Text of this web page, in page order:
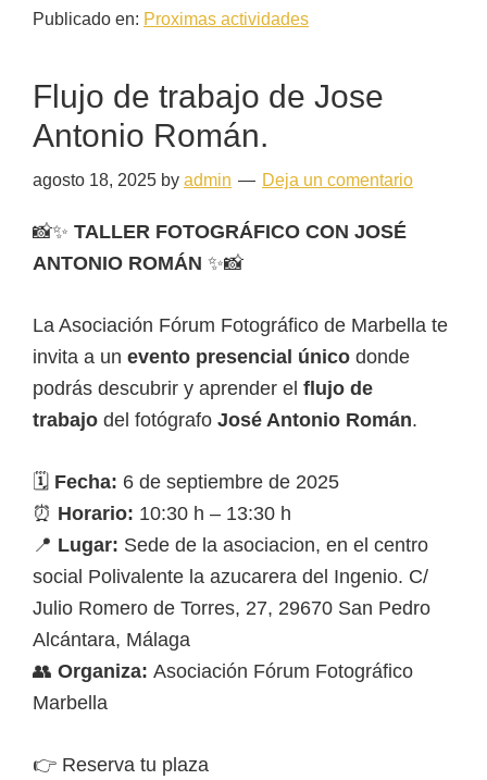
Publicado en: Proximas actividades
Flujo de trabajo de Jose
Antonio Román.
agosto 18, 2025 by admin Deja un comentario
📸✨ TALLER FOTOGRÁFICO CON JOSÉ
ANTONIO ROMÁN ✨📸
La Asociación Fórum Fotográfico de Marbella te
invita a un evento presencial único donde
podrás descubrir y aprender el flujo de
trabajo del fotógrafo José Antonio Román.
🗓 Fecha: 6 de septiembre de 2025
⏰ Horario: 10:30 h – 13:30 h
📍 Lugar: Sede de la asociacion, en el centro
social Polivalente la azucarera del Ingenio. C/
Julio Romero de Torres, 27, 29670 San Pedro
Alcántara, Málaga
👥 Organiza: Asociación Fórum Fotográfico
Marbella
👉 Reserva tu plaza